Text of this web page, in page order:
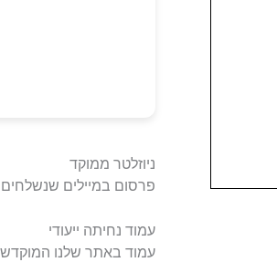
ניוזלטר ממוקד
פרסום במיילים
עמוד נחיתה ייעודי
עמוד באתר שלנו המוקדש